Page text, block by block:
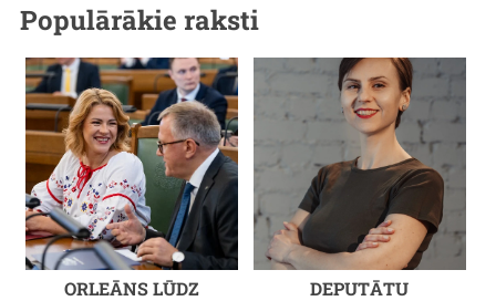
Populārākie raksti
ORLEĀNS LŪDZ
DEPUTĀTU